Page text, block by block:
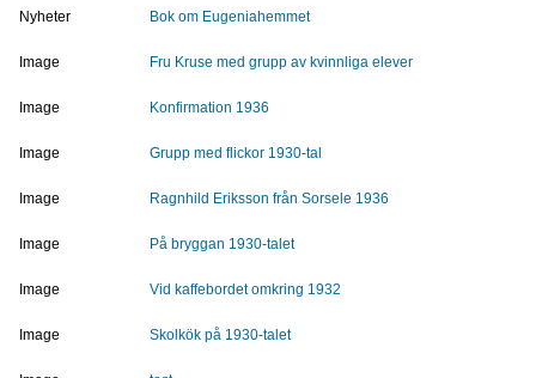
Nyheter Bok om Eugeniahemmet
Image Fru Kruse med grupp av kvinnliga elever
Image Konfirmation 1936
Image Grupp med flickor 1930-tal
Image Ragnhild Eriksson från Sorsele 1936
Image På bryggan 1930-talet
Image Vid kaffebordet omkring 1932
Image Skolkök på 1930-talet